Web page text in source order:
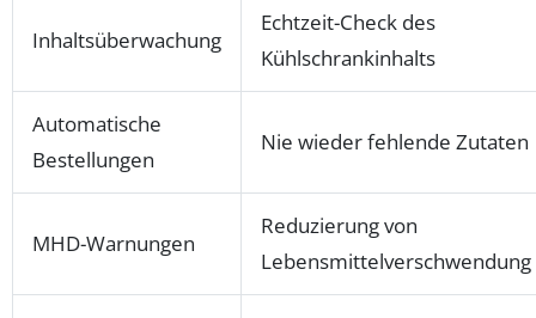
Inhaltsüberwachung
Echtzeit-Check des
Kühlschrankinhalts
Automatische
Bestellungen
Nie wieder fehlende Zutaten
MHD-Warnungen
Reduzierung von
Lebensmittelverschwendung